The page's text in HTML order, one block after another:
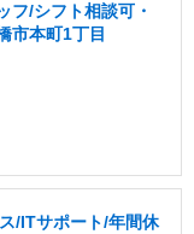
フ/シフト相談可・
市本町1丁目
/ITサポート/年間休